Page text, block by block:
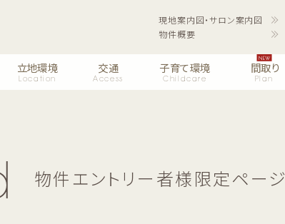
現地案内図・サロン案内図
物件概要
Location
立地環境
Access
交通
Childcare
子育て環境
Plan
間取り
物件エントリー者様限定ページ